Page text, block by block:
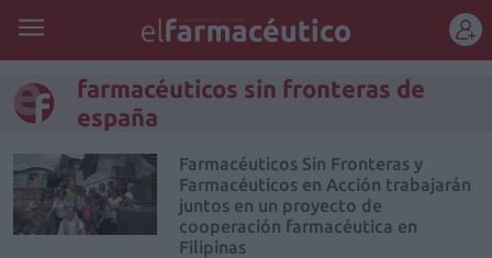
REGÍSTRATE
farmacéuticos sin fronteras de
españa
Farmacéuticos Sin Fronteras y
Farmacéuticos en Acción trabajarán
juntos en un proyecto de
cooperación farmacéutica en
Filipinas